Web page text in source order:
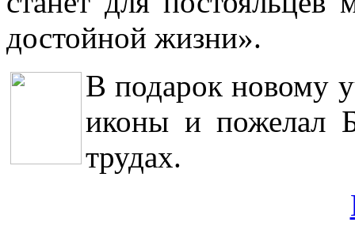
достойной жизни».
В подарок новому
иконы и пожелал
трудах.